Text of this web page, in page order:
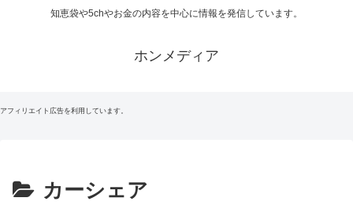
知恵袋や5chやお金の内容を中心に情報を発信しています。
ホンメディア
アフィリエイト広告を利用しています。
カーシェア